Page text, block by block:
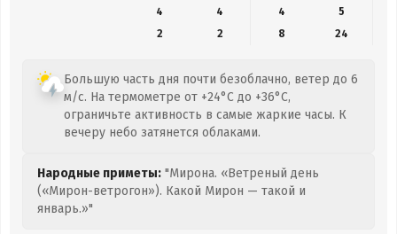
4
4 4
5
2
2 8 24
Большую часть дня почти безоблачно, ветер до 6
м/с. На термометре от +24°C до +36°C,
ограничьте активность в самые жаркие часы. К
вечеру небо затянется облаками.
Народные приметы: "Мирона. «Ветреный день
(«Мирон-ветрогон»). Какой Мирон — такой и
январь.»"